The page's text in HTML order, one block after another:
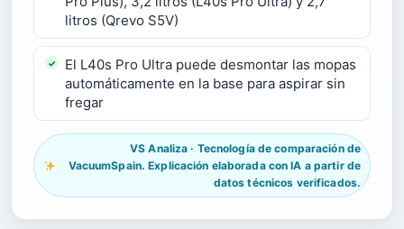
litros (Qrevo S5V)
El L40s Pro Ultra puede desmontar las mopas
automáticamente en la base para aspirar sin
fregar
VS Analiza · Tecnología de comparación de
VacuumSpain. Explicación elaborada con IA a partir de
datos técnicos verificados.